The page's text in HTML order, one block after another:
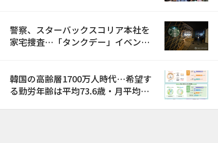
警察、スターバックスコリア本社を
家宅捜査…「タンクデー」イベント
韓国の高齢層1700万人時代…希望す
る勤労年齢は平均73.6歳・月平均賃